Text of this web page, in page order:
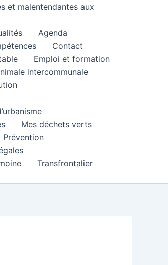
et malentendantes aux
Agenda
Contact
Emploi et formation
intercommunale
Mes déchets verts
Prévention
Transfrontalier